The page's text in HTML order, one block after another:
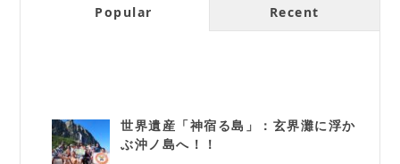
Popular Recent
世界遺産「神宿る島」：玄界灘に浮か
ぶ沖ノ島へ！！